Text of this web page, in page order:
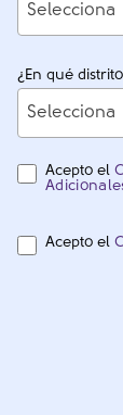
Selecciona
¿En qué
Selecciona
Acepto el
Acepto el